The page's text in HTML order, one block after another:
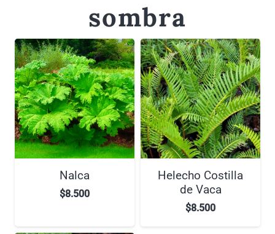
sombra
Nalca
$8.500
Helecho Costilla
de Vaca
$8.500